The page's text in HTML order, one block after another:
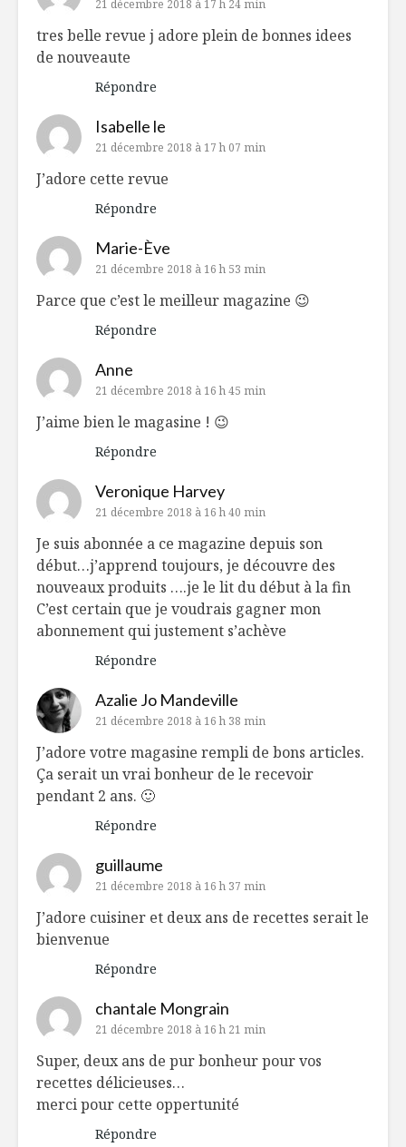
21 décembre 2018 à 17 h 24 min
tres belle revue j adore plein de bonnes idees
de nouveaute
Répondre
Isabelle le
21 décembre 2018 à 17 h 07 min
J’adore cette revue
Répondre
Marie-Ève
21 décembre 2018 à 16 h 53 min
Parce que c’est le meilleur magazine 😉
Répondre
Anne
21 décembre 2018 à 16 h 45 min
J’aime bien le magasine ! 😉
Répondre
Veronique Harvey
21 décembre 2018 à 16 h 40 min
Je suis abonnée a ce magazine depuis son
début…j’apprend toujours, je découvre des
nouveaux produits ….je le lit du début à la fin
C’est certain que je voudrais gagner mon
abonnement qui justement s’achève
Répondre
Azalie Jo Mandeville
21 décembre 2018 à 16 h 38 min
J’adore votre magasine rempli de bons articles.
Ça serait un vrai bonheur de le recevoir
pendant 2 ans. 🙂
Répondre
guillaume
21 décembre 2018 à 16 h 37 min
J’adore cuisiner et deux ans de recettes serait le
bienvenue
Répondre
chantale Mongrain
21 décembre 2018 à 16 h 21 min
Super, deux ans de pur bonheur pour vos
recettes délicieuses…
merci pour cette oppertunité
Répondre